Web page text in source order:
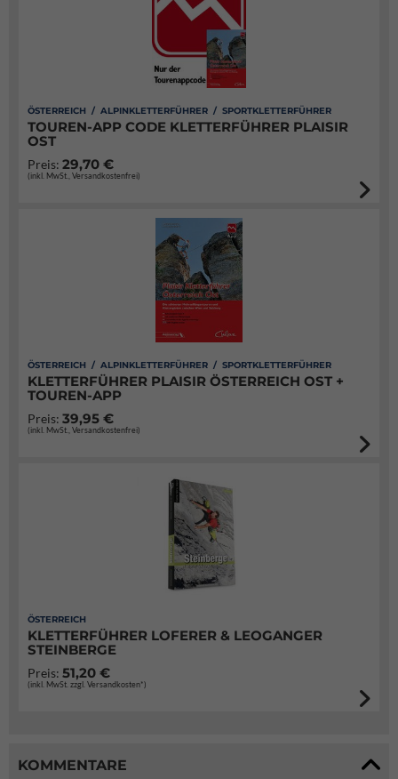
ÖSTERREICH / ALPINKLETTERFÜHRER / SPORTKLETTERFÜHRER
TOUREN-APP CODE KLETTERFÜHRER PLAISIR
OST
Preis: 29,70 €
(inkl. MwSt., Versandkostenfrei)
ÖSTERREICH / ALPINKLETTERFÜHRER / SPORTKLETTERFÜHRER
KLETTERFÜHRER PLAISIR ÖSTERREICH OST +
TOUREN-APP
Preis: 39,95 €
(inkl. MwSt., Versandkostenfrei)
ÖSTERREICH
KLETTERFÜHRER LOFERER & LEOGANGER
STEINBERGE
Preis: 51,20 €
(inkl. MwSt. zzgl. Versandkosten*)
KOMMENTARE